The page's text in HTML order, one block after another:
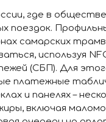
где в
поездок.
самарских
используя
(СБП). Для
платежные
и панелях –
включая